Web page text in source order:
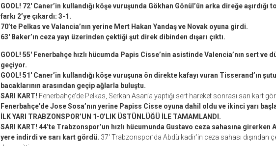
GOOL! 72′ Caner’in kullandığı köşe vuruşunda Gökhan Gönül’ün arka direğe aşırdığı
farkı 2’ye çıkardı: 3-1.
70’te Pelkas ve Valancia’nın yerine Mert Hakan Yandaş ve Novak oyuna girdi.
63′ Baker’ın ceza yayı üzerinden çektiği şut direk dibinden dışarı çıktı.
GOOL! 55′ Fenerbahçe hızlı hücumda Papis Cisse’nin asistinde Valencia’nın sert ve
geçiyor.
GOOL! 51′ Caner’in kullandığı köşe vuruşuna ön direkte kafayı vuran Tisserand’ın şutu
bacaklarının arasından geçip ağlarla buluştu.
SARI KART! Fenerbahçe’de Pelkas, Serkan Asan’a yaptığı sert hareket sonrası sarı kart
Fenerbahçe’de Jose Sosa’nın yerine Papiss Cisse oyuna dahil oldu ve ikinci yarı
İLK YARI TRABZONSPOR’UN 1-0’LIK ÜSTÜNLÜĞÜ İLE TAMAMLANDI.
SARI KART! 44’te Trabzonspor’un hızlı hücumunda Gustavo ceza sahasına girerken
yere indirdi ve sarı kart gördü. 37′ Trabzonspor’da Abdülkadir’in ceza sahası dışından